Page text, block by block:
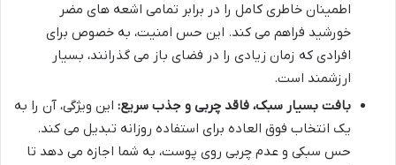
اطمینان خاطری کامل را در برابر تمامی اشعه های مضر
خورشید فراهم می کند. این حس امنیت، به خصوص برای
افرادی که زمان زیادی را در فضای باز می گذرانند، بسیار
ارزشمند است.
بافت بسیار سبک، فاقد چربی و جذب سریع: این ویژگی، آن را به
یک انتخاب فوق العاده برای استفاده روزانه تبدیل می کند.
حس سبکی و عدم چربی روی پوست، به شما اجازه می دهد تا